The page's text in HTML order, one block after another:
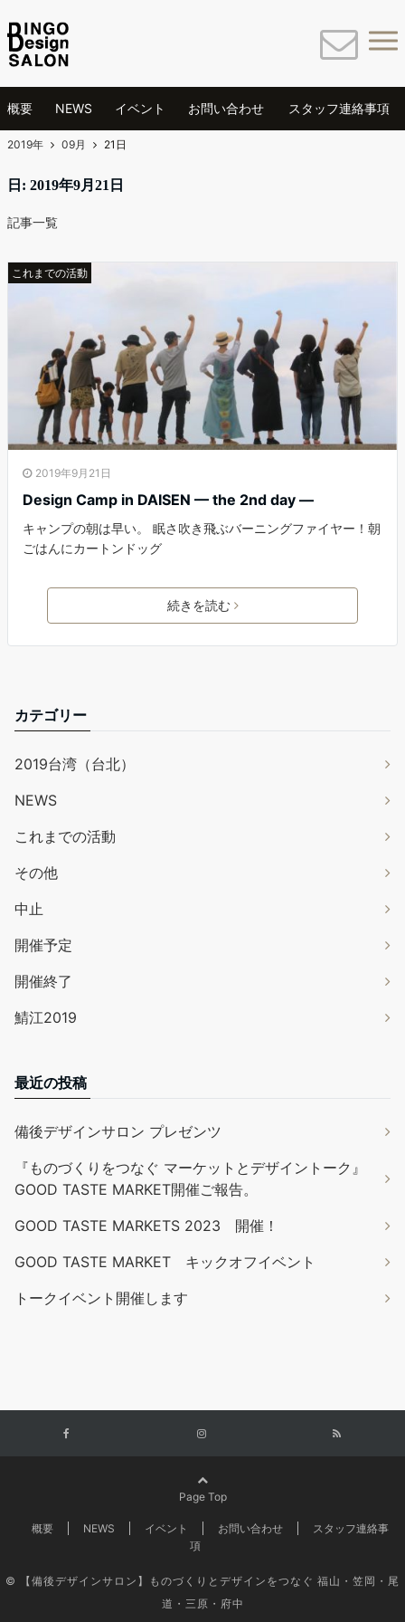
概要 NEWS イベント お問い合わせ スタッフ連絡事項
2019年 09月 21日
日: 2019年9月21日
記事一覧
これまでの活動
2019年9月21日
Design Camp in DAISEN — the 2nd day —
キャンプの朝は早い。 眠さ吹き飛ぶバーニングファイヤー！朝
ごはんにカートンドッグ
続きを読む
カテゴリー
2019台湾（台北）
NEWS
これまでの活動
その他
中止
開催予定
開催終了
鯖江2019
最近の投稿
備後デザインサロン プレゼンツ
『ものづくりをつなぐ マーケットとデザイントーク』
GOOD TASTE MARKET開催ご報告。
GOOD TASTE MARKETS 2023 開催！
GOOD TASTE MARKET キックオフイベント
トークイベント開催します
Page Top
概要 NEWS イベント お問い合わせ
スタッフ連絡事
項
© 【備後デザインサロン】ものづくりとデザインをつなぐ 福山・笠岡・尾
道・三原・府中